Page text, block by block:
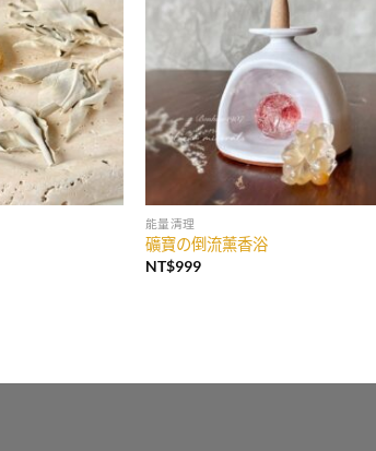
能量清理
礦寶の倒流薰香浴
NT$999